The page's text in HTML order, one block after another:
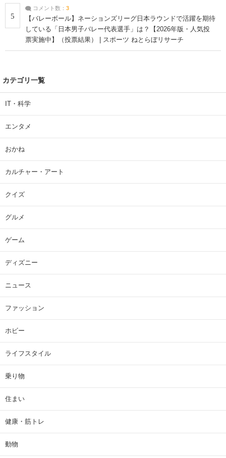
5
コメント数： 3
【バレーボール】ネーションズリーグ日本ラウンドで活躍を期待
している「日本男子バレー代表選手」は？【2026年版・人気投
票実施中】（投票結果） | スポーツ ねとらぼリサーチ
カテゴリ一覧
IT・科学
エンタメ
おかね
カルチャー・アート
クイズ
グルメ
ゲーム
ディズニー
ニュース
ファッション
ホビー
ライフスタイル
乗り物
住まい
健康・筋トレ
動物